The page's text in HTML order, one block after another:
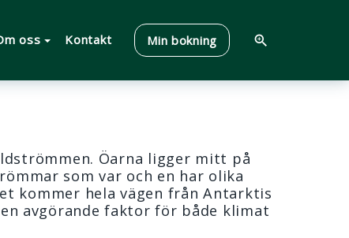
oss Kontakt Min bokning zoom_in
Öarna ligger mitt på
som var och en har olika
kommer hela vägen från Antarktis
avgörande faktor för både klimat